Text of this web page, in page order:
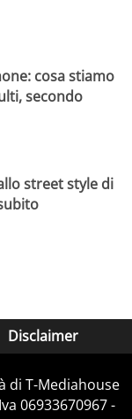
cosa stiamo
secondo
street style di
Disclaimer
di T-Mediahouse
06933670967 -